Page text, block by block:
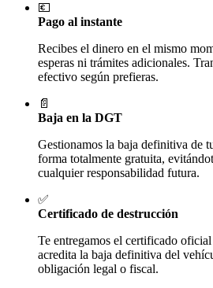
💶
Pago al instante
Recibes el dinero en el mismo
esperas ni trámites adicionales.
efectivo según prefieras.
📄
Baja en la DGT
Gestionamos la baja definitiva de
forma totalmente gratuita,
cualquier responsabilidad futura.
✅
Certificado de destrucción
Te entregamos el certificado
acredita la baja definitiva del
obligación legal o fiscal.